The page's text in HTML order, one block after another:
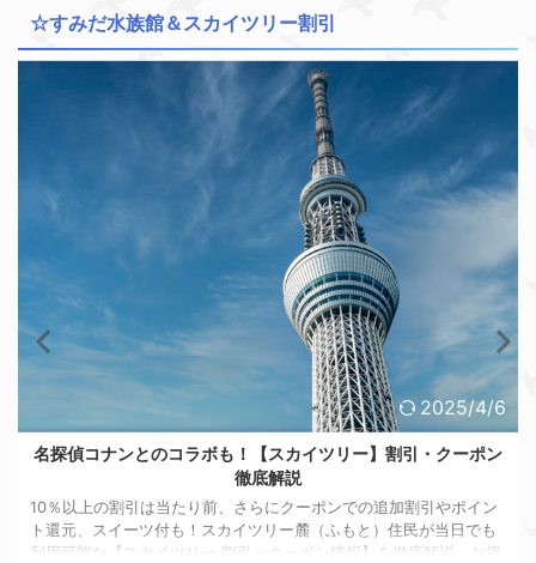
☆すみだ水族館＆スカイツリー割引
2025/4/6
名探偵コナンとのコラボも！【スカイツリー】割引・クーポン
徹底解説
10％以上の割引は当たり前、さらにクーポンでの追加割引やポイン
ト還元、スイーツ付も！スカイツリー麓（ふもと）住民が当日でも
利用可能な【スカイツリー 割引・クーポン情報】を徹底解説。お得